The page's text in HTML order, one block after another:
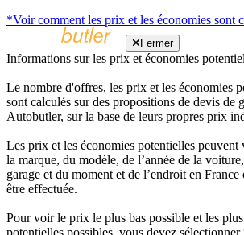
*Voir comment les prix et les économies sont
Fermer
Informations sur les prix et économies
Le nombre d'offres, les prix et les économies
sont calculés sur des propositions de devis de
Autobutler, sur la base de leurs propres prix
Les prix et les économies potentielles
la marque, du modèle, de l’année de la
garage et du moment et de l’endroit en
être effectuée.
Pour voir le prix le plus bas possible et les
potentielles possibles, vous devez sélectionner